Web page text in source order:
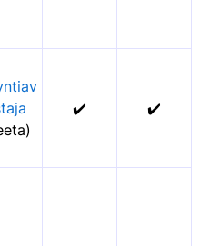
✔️ ✔️